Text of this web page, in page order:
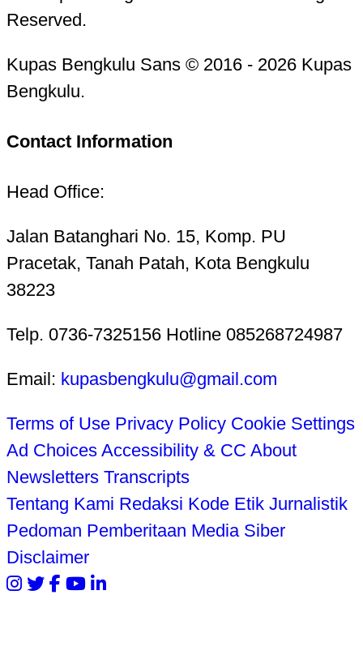
Reserved.
Kupas Bengkulu Sans © 2016 - 2026 Kupas
Bengkulu.
Contact Information
Head Office:
Jalan Batanghari No. 15, Komp. PU
Pracetak, Tanah Patah, Kota Bengkulu
38223
Telp. 0736-7325156 Hotline 085268724987
Email: kupasbengkulu@gmail.com
Terms of Use Privacy Policy Cookie Settings
Ad Choices Accessibility & CC About
Newsletters Transcripts
Tentang Kami Redaksi Kode Etik Jurnalistik
Pedoman Pemberitaan Media Siber
Disclaimer